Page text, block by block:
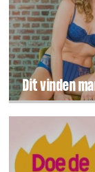
Dit vinden